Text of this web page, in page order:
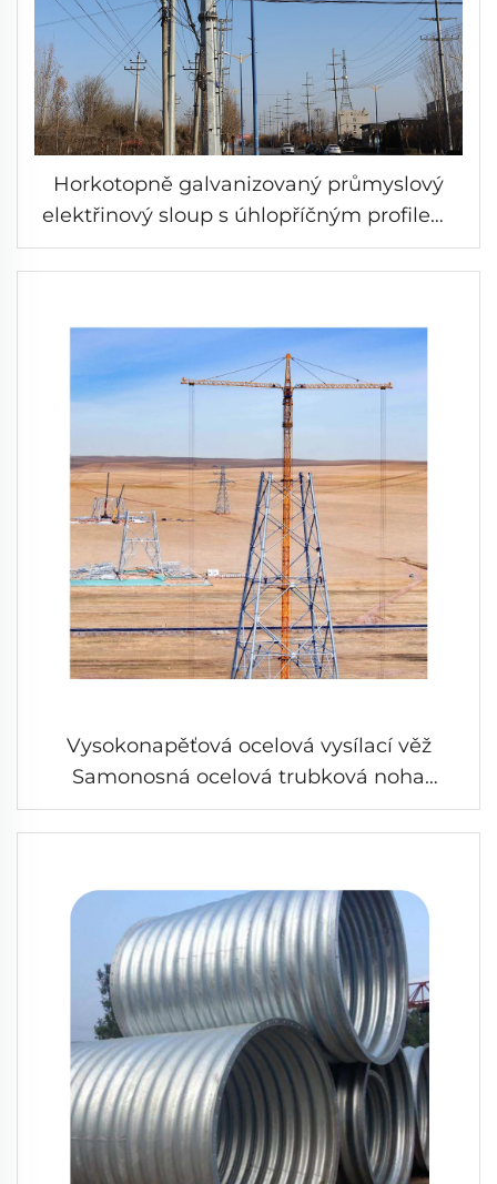
Horkotopně galvanizovaný průmyslový
elektřinový sloup s úhlopříčným profilem,
užitková věž
Vysokonapěťová ocelová vysílací věž
Samonosná ocelová trubková noha
Vysokonapěťová věž pro přenos elektrické
energie